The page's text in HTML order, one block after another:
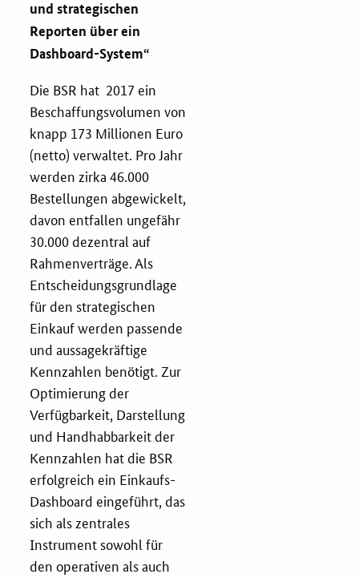
und strategischen
Reporten über ein
Dashboard-System“
Die BSR hat 2017 ein
Beschaffungsvolumen von
knapp 173 Millionen Euro
(netto) verwaltet. Pro Jahr
werden zirka 46.000
Bestellungen abgewickelt,
davon entfallen ungefähr
30.000 dezentral auf
Rahmenverträge. Als
Entscheidungsgrundlage
für den strategischen
Einkauf werden passende
und aussagekräftige
Kennzahlen benötigt. Zur
Optimierung der
Verfügbarkeit, Darstellung
und Handhabbarkeit der
Kennzahlen hat die BSR
erfolgreich ein Einkaufs-
Dashboard eingeführt, das
sich als zentrales
Instrument sowohl für
den operativen als auch